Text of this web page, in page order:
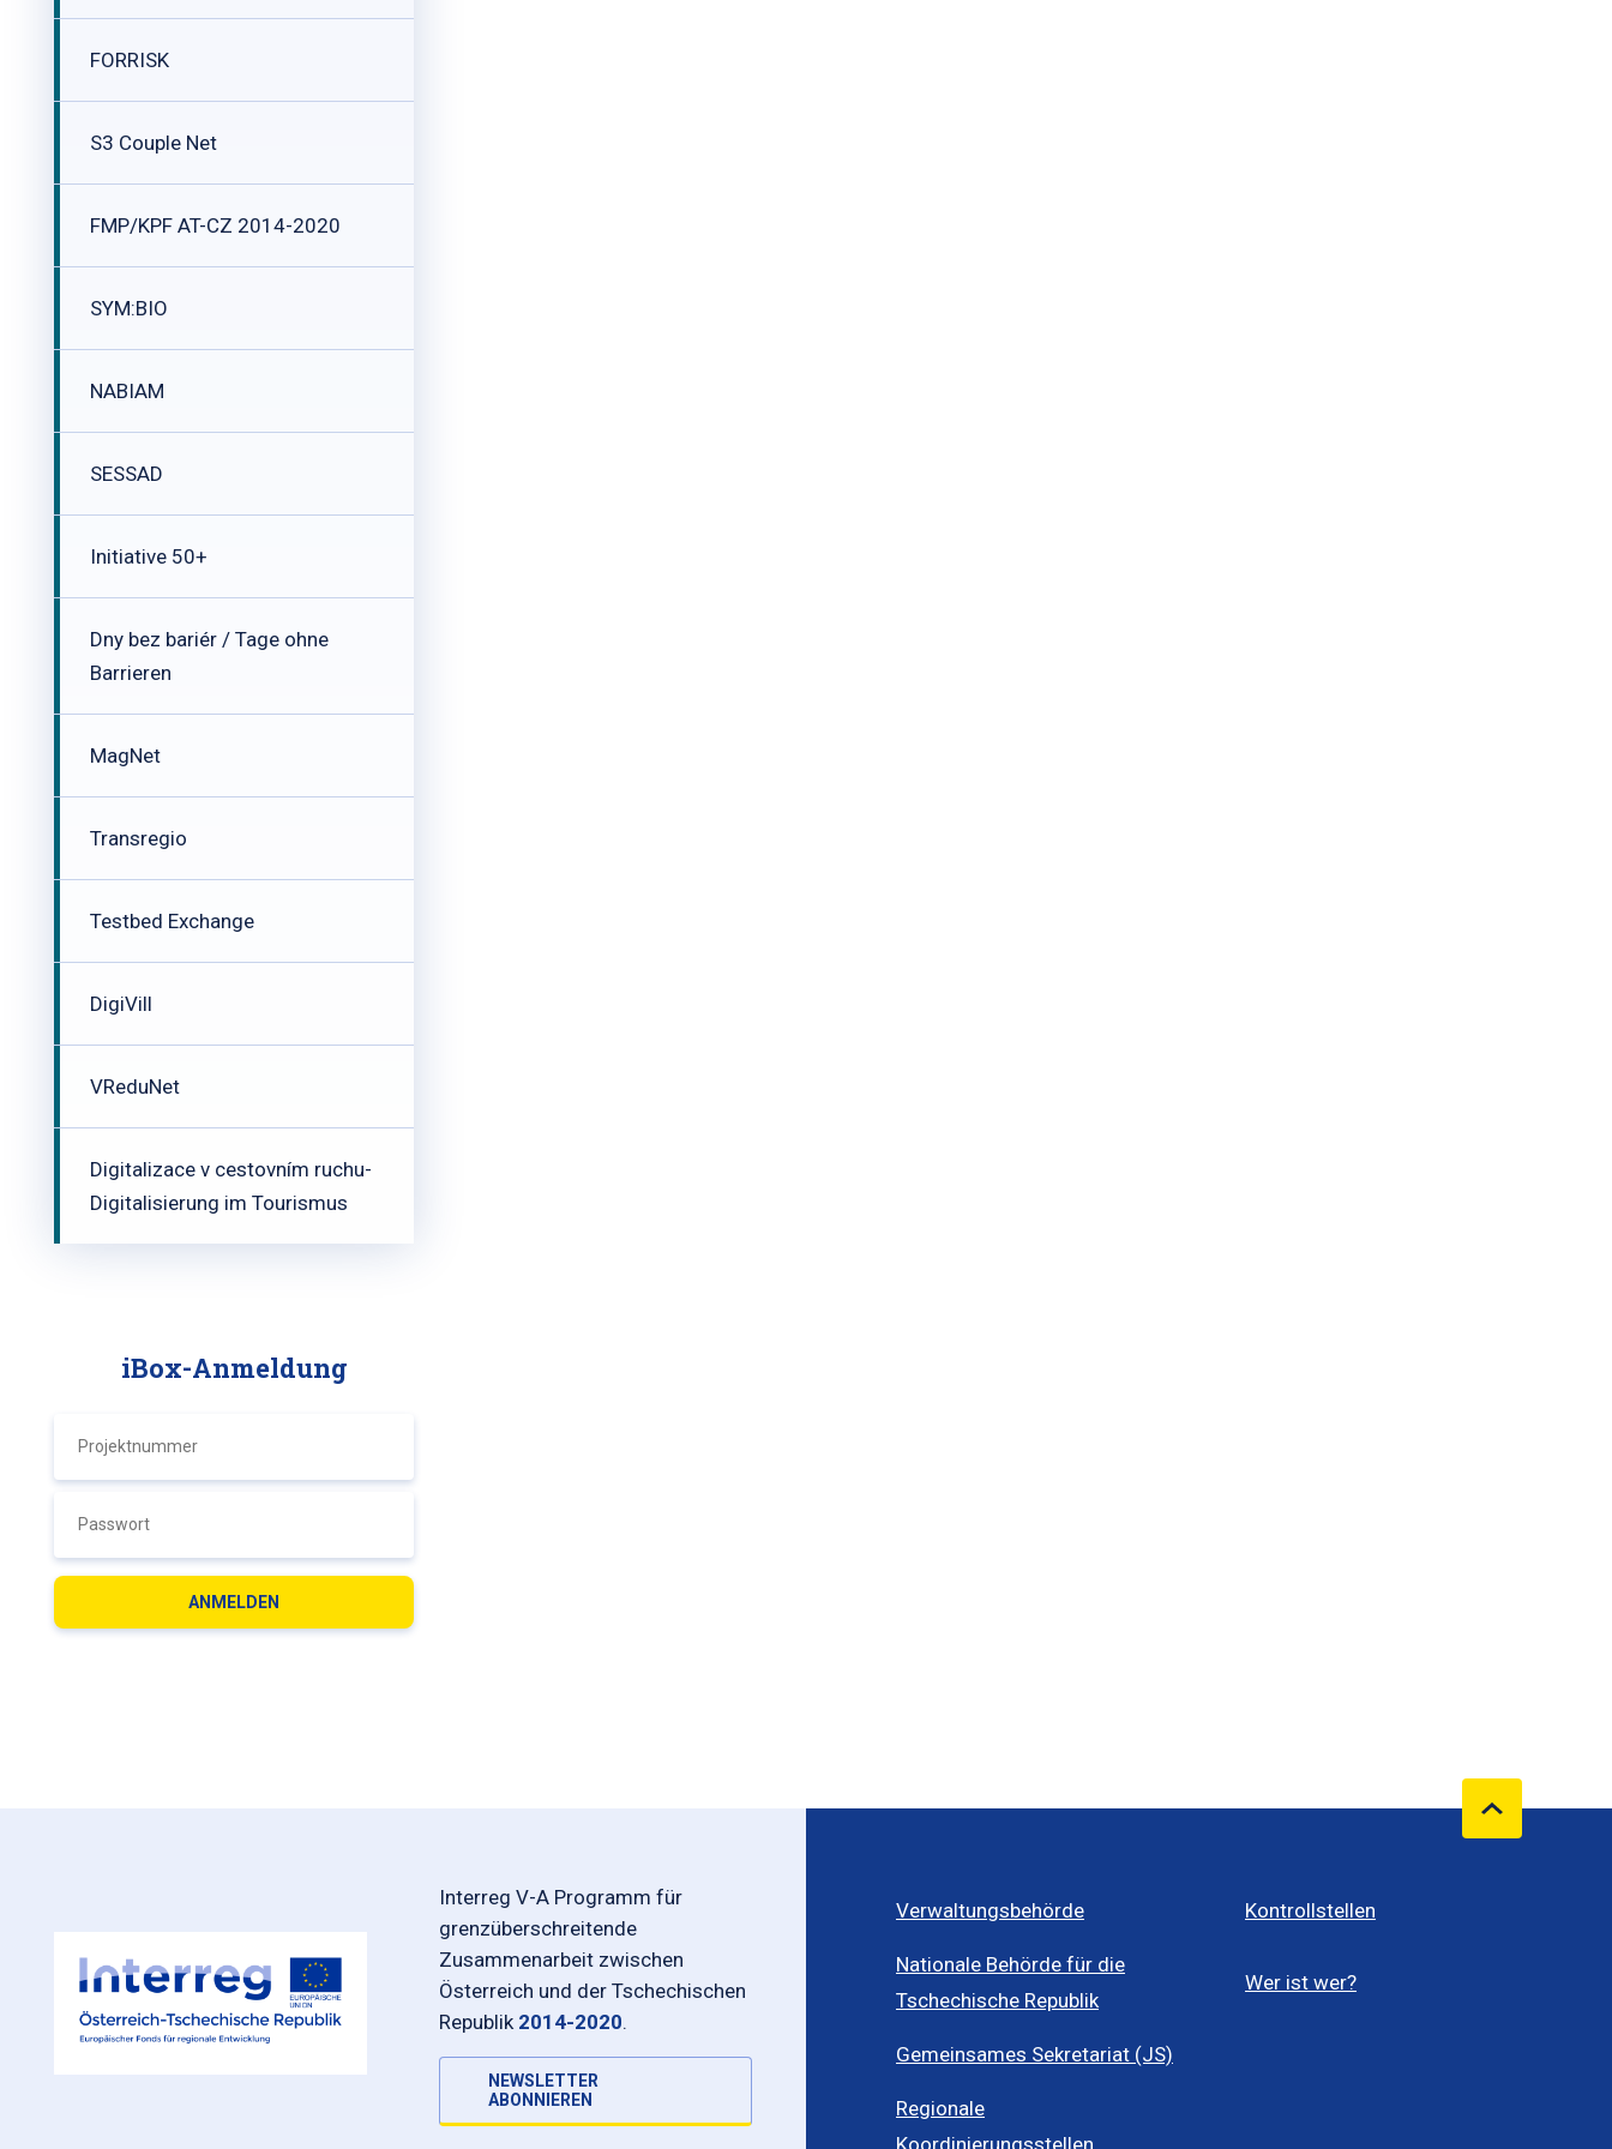
FORRISK
S3 Couple Net
FMP/KPF AT-CZ 2014-2020
SYM:BIO
NABIAM
SESSAD
Initiative 50+
Dny bez bariér / Tage ohne
Barrieren
MagNet
Transregio
Testbed Exchange
DigiVill
VReduNet
Digitalizace v cestovním ruchu-
Digitalisierung im Tourismus
iBox-Anmeldung
Interreg V-A Programm für
grenzüberschreitende
Zusammenarbeit zwischen
Österreich und der Tschechischen
Republik 2014-2020.
NEWSLETTER
ABONNIEREN
Verwaltungsbehörde
Nationale Behörde für die
Tschechische Republik
Gemeinsames Sekretariat (JS)
Regionale
Koordinierungsstellen
Kontrollstellen
Wer ist wer?